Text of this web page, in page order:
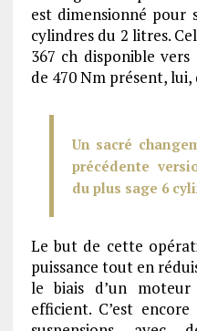
est dimensionné pour
cylindres du 2 litres.
367 ch disponible
de 470 Nm présent,
Un sacré
précédente
du plus sage 6
Le but de cette
puissance tout en
le biais d’un
efficient. C’est